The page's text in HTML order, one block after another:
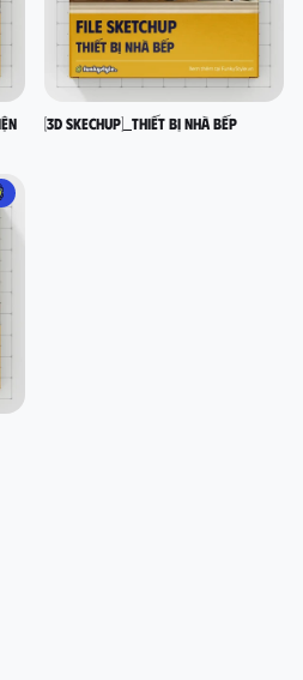
[3D SKECHUP]_Thiết bị nhà bếp